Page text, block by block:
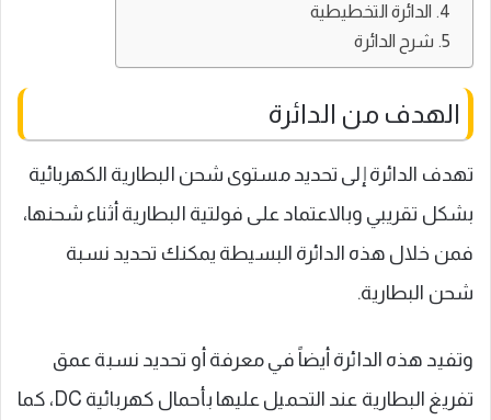
الدائرة التخطيطية
شرح الدائرة
الهدف من الدائرة
تهدف الدائرة إلى تحديد مستوى شحن البطارية الكهربائية
بشكل تقريبي وبالاعتماد على فولتية البطارية أثناء شحنها،
فمن خلال هذه الدائرة البسيطة يمكنك تحديد نسبة
شحن البطارية.
وتفيد هذه الدائرة أيضاً في معرفة أو تحديد نسبة عمق
تفريغ البطارية عند التحميل عليها بأحمال كهربائية DC، كما